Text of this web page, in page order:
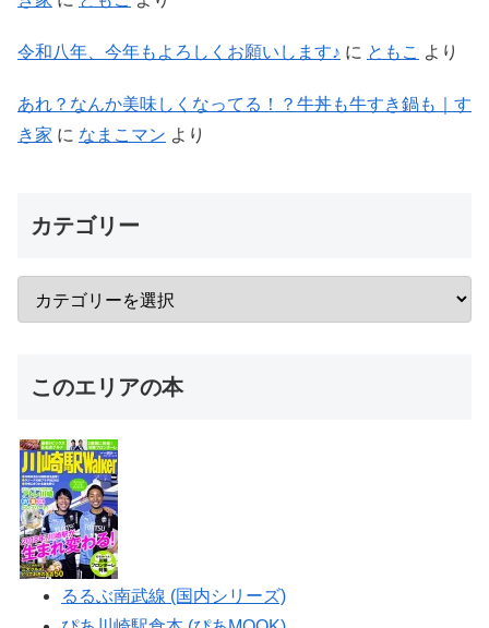
令和八年、今年もよろしくお願いします♪ に ともこ より
あれ？なんか美味しくなってる！？牛丼も牛すき鍋も｜す
き家 に なまこマン より
カテゴリー
このエリアの本
るるぶ南武線 (国内シリーズ)